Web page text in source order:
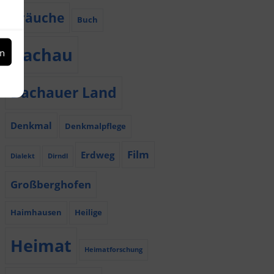
Bräuche Buch
Dachau
Dachauer Land
Denkmal Denkmalpflege
Dialekt Dirndl Erdweg Film
Großberghofen
Haimhausen Heilige
Heimat Heimatforschung